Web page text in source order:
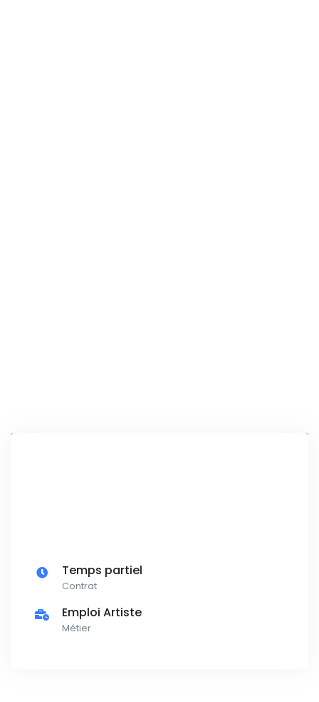
Temps partiel
Contrat
Emploi Artiste
Métier